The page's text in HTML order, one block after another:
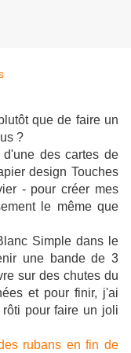
que de faire un
?
des cartes de
design Touches
- pour créer mes
le même que
Simple dans le
une bande de 3
sur des chutes du
et pour finir, j'ai
pour faire un joli
rubans en fin de